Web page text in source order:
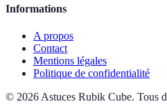
Informations
A propos
Contact
Mentions légales
Politique de confidentialité
© 2026 Astuces Rubik Cube. Tous